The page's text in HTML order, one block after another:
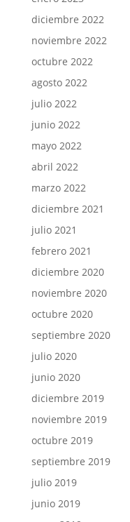
diciembre 2022
noviembre 2022
octubre 2022
agosto 2022
julio 2022
junio 2022
mayo 2022
abril 2022
marzo 2022
diciembre 2021
julio 2021
febrero 2021
diciembre 2020
noviembre 2020
octubre 2020
septiembre 2020
julio 2020
junio 2020
diciembre 2019
noviembre 2019
octubre 2019
septiembre 2019
julio 2019
junio 2019